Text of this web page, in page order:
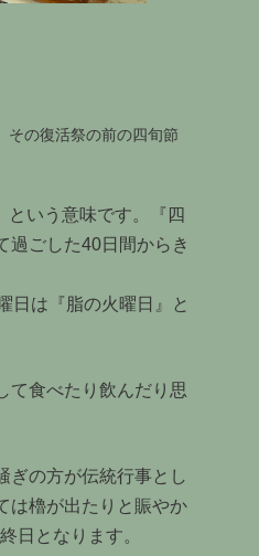
その復活祭の前の四旬節
いう意味です。『四
過ごした40日間からき
日は『脂の火曜日』と
て食べたり飲んだり思
ぎの方が伝統行事とし
は櫓が出たりと賑やか
日となります。